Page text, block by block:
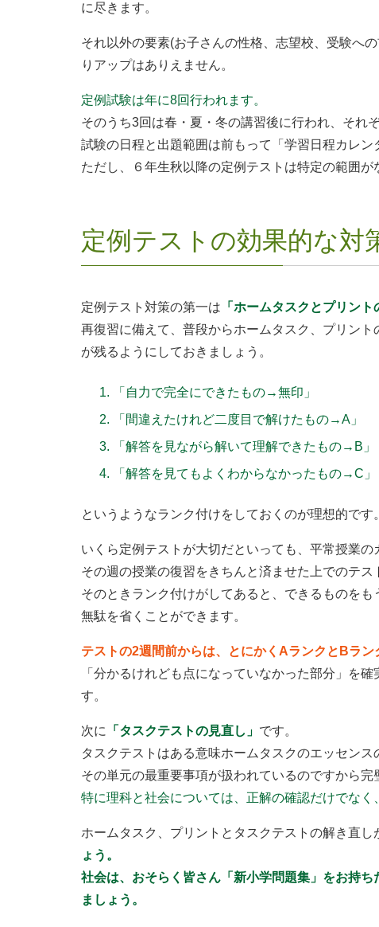
に尽きます。
それ以外の要素(お子さんの性格、志望校、受験へ
りアップはありえません。
定例試験は年に8回行われます。
そのうち3回は春・夏・冬の講習後に行われ、それ
試験の日程と出題範囲は前もって「学習日程カレン
ただし、６年生秋以降の定例テストは特定の範囲が
定例テストの効果的な対
定例テスト対策の第一は 「ホームタスクとプリント
再復習に備えて、普段からホームタスク、プリン
が残るようにしておきましょう。
「自力で完全にできたもの→無印」
「間違えたけれど二度目で解けたもの→A」
「解答を見ながら解いて理解できたもの→B」
「解答を見てもよくわからなかったもの→C」
というようなランク付けをしておくのが理想的です。
いくら定例テストが大切だといっても、平常授業の
その週の授業の復習をきちんと済ませた上でのテ
そのときランク付けがしてあると、できるものを
無駄を省くことができます。
テストの2週間前からは、とにかくAランクとBラン
「分かるけれども点になっていなかった部分」を
す。
次に 「タスクテストの見直し」 です。
タスクテストはある意味ホームタスクのエッセンス
その単元の最重要事項が扱われているのですから完
特に理科と社会については、正解の確認だけでな
ホームタスク、プリントとタスクテストの解き直し
ょう。
社会は、おそらく皆さん「新小学問題集」をお持
ましょう。